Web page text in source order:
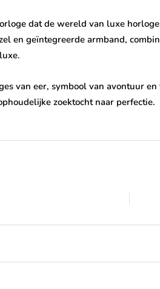
dat de wereld van luxe
en geïntegreerde armband,
van eer, symbool van avontuur
zoektocht naar perfectie.